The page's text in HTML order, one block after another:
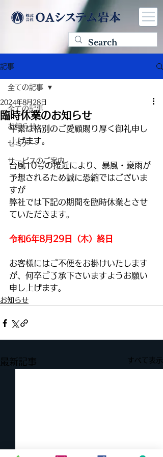
記事
全ての記事
お知らせ
セミナー
サービスのご案内
全ての記事
臨時休業のお知らせ
2024年8月28日
平素は格別のご愛顧賜り厚く御礼申し
上げます。
台風10号の接近により、暴風・豪雨が
予想されるため誠に恐縮ではございま
すが
弊社では下記の期間を臨時休業とさせ
ていただきます。
令和6年8月29日（木）終日
お客様にはご不便をお掛けいたします
が、何卒ご了承下さいますようお願い
申し上げます。
お知らせ
最新記事 すべて表示